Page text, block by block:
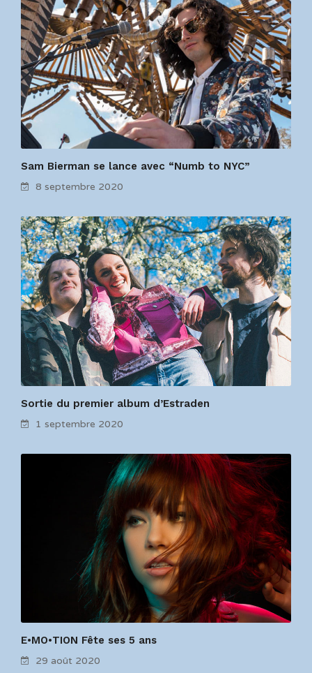
Sam Bierman se lance avec “Numb to NYC”
8 septembre 2020
Sortie du premier album d’Estraden
1 septembre 2020
E•MO•TION Fête ses 5 ans
29 août 2020